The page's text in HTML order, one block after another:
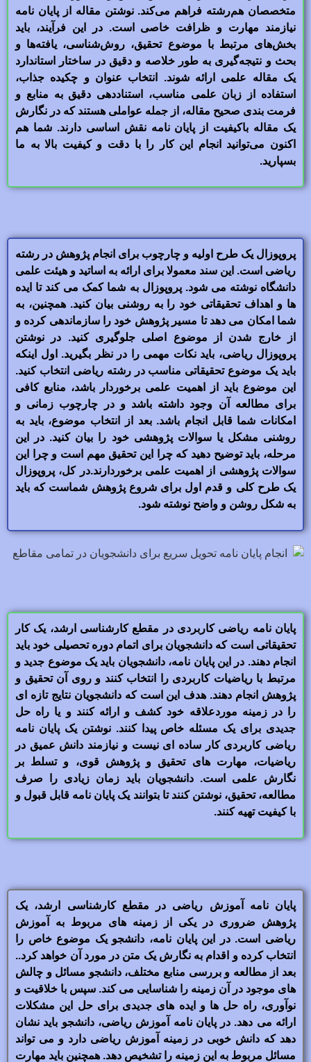
متخصصان هم‌رشته فراهم می‌کند. نوشتن مقاله از پایان نامه
نیازمند مهارت و ظرافت خاصی است. در این فرآیند، باید
بخش‌های مرتبط با موضوع تحقیق، روش‌شناسی، یافته‌ها و
بحث و نتیجه‌گیری به طور خلاصه و دقیق در ساختار استاندارد
یک مقاله علمی ارائه شوند. انتخاب عنوان و چکیده جذاب،
استفاده از زبان علمی مناسب، استناددهی دقیق به منابع و
فرمت بندی صحیح مقاله، از جمله عواملی هستند که در نگارش
یک مقاله باکیفیت از پایان نامه نقش اساسی دارند. شما هم
اکنون می‌توانید انجام این کار را با دقت و کیفیت بالا به ما
بسپارید.
پروپوزال یک طرح اولیه و چارچوب برای انجام پژوهش در رشته
ریاضی است. این سند معمولا برای ارائه به اساتید و هیئت علمی
دانشگاه نوشته می شود. پروپوزال به شما کمک می کند تا ایده
ها و اهداف تحقیقاتی خود را به روشنی بیان کنید. همچنین، به
شما امکان می دهد تا مسیر پژوهش خود را سازماندهی کرده و
از خارج شدن از موضوع اصلی جلوگیری کنید. در نوشتن
پروپوزال ریاضی، باید نکات مهمی را در نظر بگیرید. اول اینکه
باید یک موضوع تحقیقاتی مناسب در رشته ریاضی انتخاب کنید.
این موضوع باید از اهمیت علمی برخوردار باشد، منابع کافی
برای مطالعه آن وجود داشته باشد و در چارچوب زمانی و
امکانات شما قابل انجام باشد. بعد از انتخاب موضوع، باید به
روشنی مشکل یا سوالات پژوهشی خود را بیان کنید. در این
مرحله، باید توضیح دهید که چرا این تحقیق مهم است و چرا این
سوالات پژوهشی از اهمیت علمی برخوردارند.در کل، پروپوزال
یک طرح کلی و قدم اول برای شروع پژوهش شماست که باید
به شکل روشن و واضح نوشته شود.
پایان نامه ریاضی کاربردی در مقطع کارشناسی ارشد، یک کار
تحقیقاتی است که دانشجویان برای اتمام دوره تحصیلی خود باید
انجام دهند. در این پایان نامه، دانشجویان باید یک موضوع جدید و
مرتبط با ریاضیات کاربردی را انتخاب کنند و روی آن تحقیق و
پژوهش انجام دهند. هدف این است که دانشجویان نتایج تازه ای
را در زمینه موردعلاقه خود کشف و ارائه کنند و یا راه حل
جدیدی برای یک مسئله خاص پیدا کنند. نوشتن یک پایان نامه
ریاضی کاربردی کار ساده ای نیست و نیازمند دانش عمیق در
ریاضیات، مهارت های تحقیق و پژوهش قوی، و تسلط بر
نگارش علمی است. دانشجویان باید زمان زیادی را صرف
مطالعه، تحقیق، نوشتن کنند تا بتوانند یک پایان نامه قابل قبول و
با کیفیت تهیه کنند.
پایان نامه آموزش ریاضی در مقطع کارشناسی ارشد، یک
پژوهش ضروری در یکی از زمینه های مربوط به آموزش
ریاضی است. در این پایان نامه، دانشجو یک موضوع خاص را
انتخاب کرده و اقدام به نگارش یک متن در مورد آن خواهد کرد..
بعد از مطالعه و بررسی منابع مختلف، دانشجو مسائل و چالش
های موجود در آن زمینه را شناسایی می کند. سپس با خلاقیت و
نوآوری، راه حل ها و ایده های جدیدی برای حل این مشکلات
ارائه می دهد. در پایان نامه آموزش ریاضی، دانشجو باید نشان
دهد که دانش خوبی در زمینه آموزش ریاضی دارد و می تواند
مسائل مربوط به این زمینه را تشخیص دهد. همچنین باید مهارت